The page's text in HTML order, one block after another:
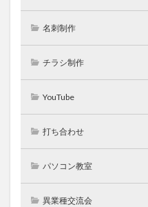
名刺制作
チラシ制作
YouTube
打ち合わせ
パソコン教室
異業種交流会